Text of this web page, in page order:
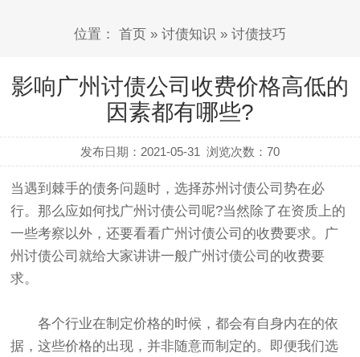
位置： 首页 » 讨债知识 » 讨债技巧
影响广州讨债公司收费价格高低的
因素都有哪些?
发布日期：2021-05-31 浏览次数：70
当遇到棘手的债务问题时，选择苏州讨债公司势在必
行。那么应如何找广州讨债公司呢?当然除了在资质上的
一些考察以外，还要看看广州讨债公司的收费要求。广
州讨债公司就给大家讲讲一般广州讨债公司的收费要
求。
各个行业在制定价格的时候，都会有自身内在的依
据，这些价格的出现，并非随意而制定的。即便我们选